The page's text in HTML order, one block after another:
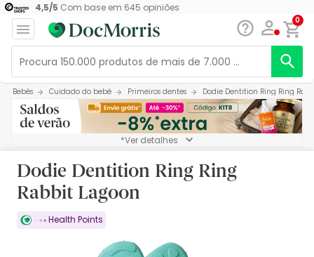
4,5/5 Com base em 645 opiniões
0
Bebés Cuidado do bebé Primeiros dentes Dodie Dentition Ring Ring
*Ver detalhes
Dodie Dentition Ring Ring
Rabbit Lagoon
Health Points